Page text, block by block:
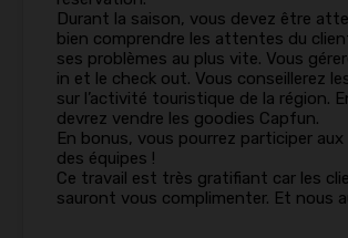
Durant la saison, vous devez être
bien comprendre les attentes du
ses problèmes au plus vite. Vous
in et le check out. Vous conseillerez
sur l’activité touristique de la région.
devrez vendre les goodies Capfun.
En bonus, vous pourrez participer
des équipes !
Ce travail est très gratifiant car les
sauront vous complimenter. Et nous